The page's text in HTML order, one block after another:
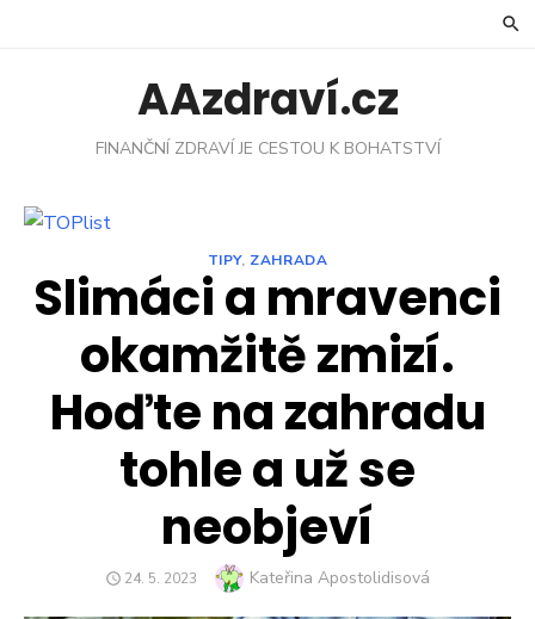
AAzdraví.cz
FINANČNÍ ZDRAVÍ JE CESTOU K BOHATSTVÍ
TIPY, ZAHRADA
Slimáci a mravenci
okamžitě zmizí.
Hoďte na zahradu
tohle a už se
neobjeví
POSTED
24. 5. 2023 Author
Kateřina Apostolidisová